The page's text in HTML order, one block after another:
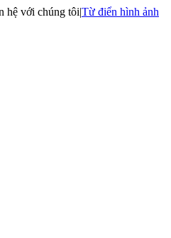
hệ với chúng tôi|Từ điển hình ảnh